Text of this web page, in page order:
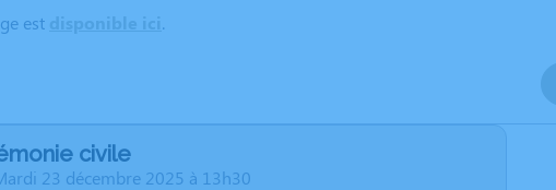
est .
civile
mardi 23 décembre 2025 à 13h30